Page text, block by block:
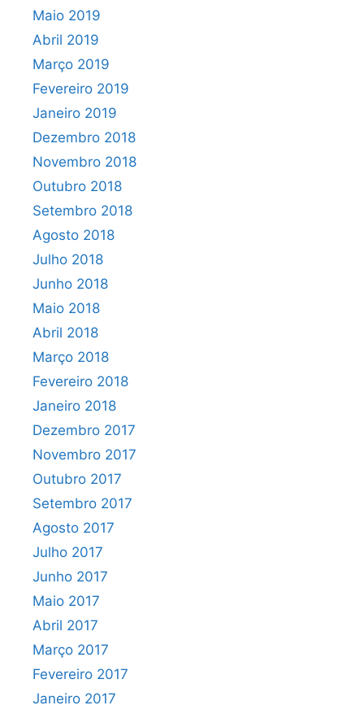
Maio 2019
Abril 2019
Março 2019
Fevereiro 2019
Janeiro 2019
Dezembro 2018
Novembro 2018
Outubro 2018
Setembro 2018
Agosto 2018
Julho 2018
Junho 2018
Maio 2018
Abril 2018
Março 2018
Fevereiro 2018
Janeiro 2018
Dezembro 2017
Novembro 2017
Outubro 2017
Setembro 2017
Agosto 2017
Julho 2017
Junho 2017
Maio 2017
Abril 2017
Março 2017
Fevereiro 2017
Janeiro 2017